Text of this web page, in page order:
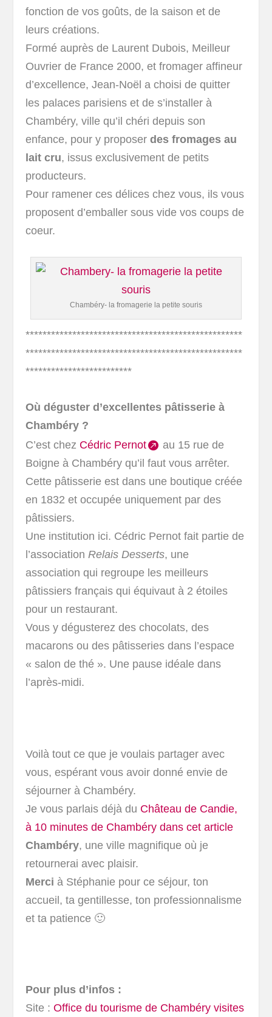
fonction de vos goûts, de la saison et de
leurs créations.
Formé auprès de Laurent Dubois, Meilleur
Ouvrier de France 2000, et fromager affineur
d’excellence, Jean-Noël a choisi de quitter
les palaces parisiens et de s’installer à
Chambéry, ville qu’il chéri depuis son
enfance, pour y proposerdes fromages au
lait cru, issus exclusivement de petits
producteurs.
Pour ramener ces délices chez vous, ils vous
proposent d’emballer sous vide vos coups de
coeur.
Chambéry- la fromagerie la petite souris
***************************************************
***************************************************
*************************
Où déguster d’excellentes pâtisserie à
Chambéry ?
C’est chez Cédric Pernot
au 15 rue de
Boigne à Chambéry qu’il faut vous arrêter.
Cette pâtisserie est dans une boutique créée
en 1832 et occupée uniquement par des
pâtissiers.
Une institution ici. Cédric Pernot fait partie de
l’associationRelais Desserts, une
association qui regroupe les meilleurs
pâtissiers français qui équivaut à 2 étoiles
pour un restaurant.
Vous y dégusterez des chocolats, des
macarons ou des pâtisseries dans l’espace
« salon de thé ». Une pause idéale dans
l’après-midi.
Voilà tout ce que je voulais partager avec
vous, espérant vous avoir donné envie de
séjourner à Chambéry.
Je vous parlais déjà du Château de Candie,
à 10 minutes de Chambéry dans cet article
Chambéry, une ville magnifique où je
retournerai avec plaisir.
Merci à Stéphanie pour ce séjour, ton
accueil, ta gentillesse, ton professionnalisme
et ta patience 🙂
Pour plus d’infos :
Site :Office du tourisme de Chambéry visites